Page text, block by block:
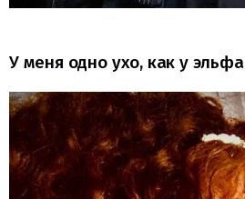
У меня одно ухо, как у эльфа